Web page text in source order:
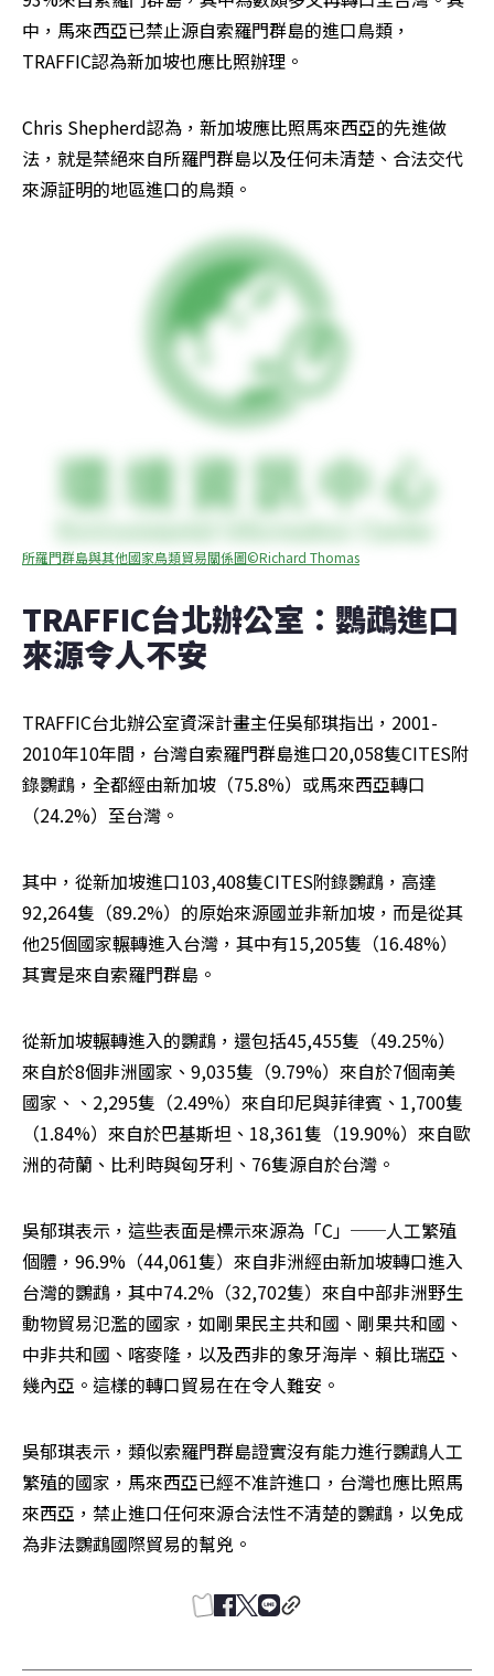
中，馬來西亞已禁止源自索羅門群島的進口鳥類，
TRAFFIC認為新加坡也應比照辦理。
Chris Shepherd認為，新加坡應比照馬來西亞的先進做
法，就是禁絕來自所羅門群島以及任何未清楚、合法交代
來源証明的地區進口的鳥類。
所羅門群島與其他國家鳥類貿易關係圖©Richard Thomas
TRAFFIC台北辦公室：鸚鵡進口
來源令人不安
TRAFFIC台北辦公室資深計畫主任吳郁琪指出，2001-
2010年10年間，台灣自索羅門群島進口20,058隻CITES附
錄鸚鵡，全都經由新加坡（75.8%）或馬來西亞轉口
（24.2%）至台灣。
其中，從新加坡進口103,408隻CITES附錄鸚鵡，高達
92,264隻（89.2%）的原始來源國並非新加坡，而是從其
他25個國家輾轉進入台灣，其中有15,205隻（16.48%）
其實是來自索羅門群島。
從新加坡輾轉進入的鸚鵡，還包括45,455隻（49.25%）
來自於8個非洲國家、9,035隻（9.79%）來自於7個南美
國家、、2,295隻（2.49%）來自印尼與菲律賓、1,700隻
（1.84%）來自於巴基斯坦、18,361隻（19.90%）來自歐
洲的荷蘭、比利時與匈牙利、76隻源自於台灣。
吳郁琪表示，這些表面是標示來源為「C」──人工繁殖
個體，96.9%（44,061隻）來自非洲經由新加坡轉口進入
台灣的鸚鵡，其中74.2%（32,702隻）來自中部非洲野生
動物貿易氾濫的國家，如剛果民主共和國、剛果共和國、
中非共和國、喀麥隆，以及西非的象牙海岸、賴比瑞亞、
幾內亞。這樣的轉口貿易在在令人難安。
吳郁琪表示，類似索羅門群島證實沒有能力進行鸚鵡人工
繁殖的國家，馬來西亞已經不准許進口，台灣也應比照馬
來西亞，禁止進口任何來源合法性不清楚的鸚鵡，以免成
為非法鸚鵡國際貿易的幫兇。